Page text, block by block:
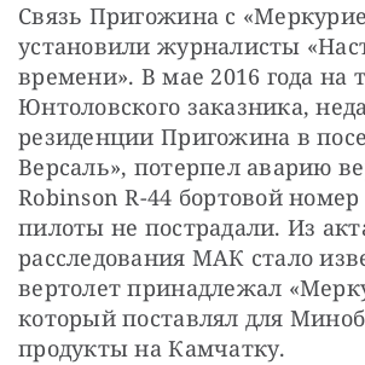
Связь Пригожина с
установили журналисты
времени». В мае 2016 года на
Юнтоловского заказника,
резиденции Пригожина в
Версаль», потерпел аварию
Robinson R-44 бортовой номер
пилоты не пострадали. Из
расследования МАК стало
вертолет принадлежал
который поставлял для
продукты на Камчатку.